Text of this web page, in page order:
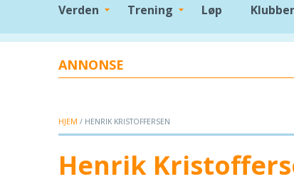
Verden Trening Løp Klubber
ANNONSE
HJEM / HENRIK KRISTOFFERSEN
Henrik